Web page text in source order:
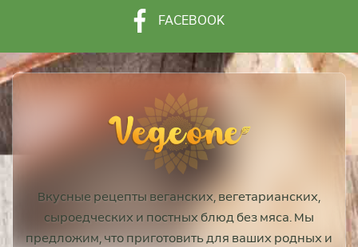
FACEBOOK
Вкусные рецепты веганских, вегетарианских,
сыроедческих и постных блюд без мяса. Мы
предложим, что приготовить для ваших родных и